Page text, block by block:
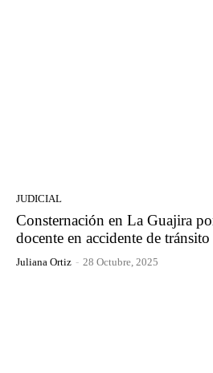
JUDICIAL
Consternación en La Guajira
docente en accidente de tránsito
Juliana Ortiz - 28 Octubre, 2025